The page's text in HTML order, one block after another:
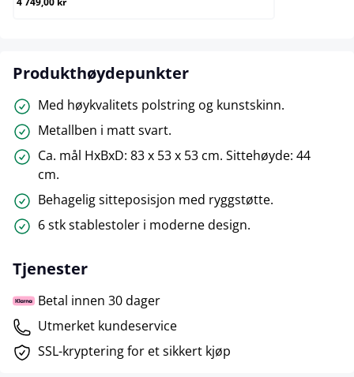
Produkthøydepunkter
Med høykvalitets polstring og kunstskinn.
Metallben i matt svart.
Ca. mål HxBxD: 83 x 53 x 53 cm. Sittehøyde: 44
cm.
Behagelig sitteposisjon med ryggstøtte.
6 stk stablestoler i moderne design.
Tjenester
Betal innen 30 dager
Utmerket kundeservice
SSL-kryptering for et sikkert kjøp